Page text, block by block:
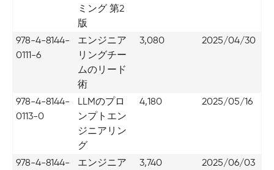
ミング 第2
版
978-4-8144-
0111-6
エンジニア
リングチー
ムのリード
術
3,080 2025/04/30
978-4-8144-
0113-0
LLMのプロ
ンプトエン
ジニアリン
グ
4,180 2025/05/16
978-4-8144-
エンジニア
3,740 2025/06/03